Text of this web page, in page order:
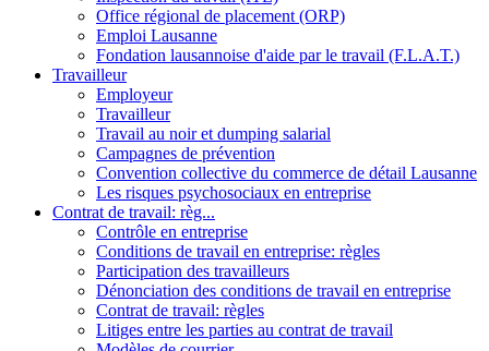
Office régional de placement (ORP)
Emploi Lausanne
Fondation lausannoise d'aide par le travail (F.L.A.T.)
Travailleur
Employeur
Travailleur
Travail au noir et dumping salarial
Campagnes de prévention
Convention collective du commerce de détail Lausanne
Les risques psychosociaux en entreprise
Contrat de travail: règ...
Contrôle en entreprise
Conditions de travail en entreprise: règles
Participation des travailleurs
Dénonciation des conditions de travail en entreprise
Contrat de travail: règles
Litiges entre les parties au contrat de travail